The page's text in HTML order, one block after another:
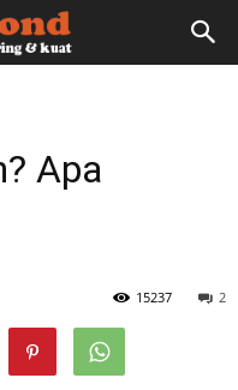
Apa
2
15237